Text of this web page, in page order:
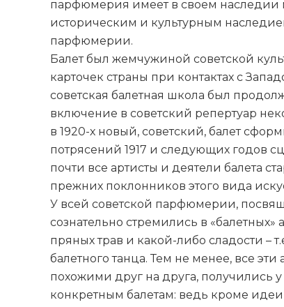
парфюмерия имеет в своем наследии
историческим и культурным
парфюмерии.
Балет был жемчужиной советской
карточек страны при контактах с
советская балетная школа был
включение в советский репертуар
в 1920-х новый, советский, балет
потрясений 1917 и следующих годов
почти все артисты и деятели балета
прежних поклонников этого вида
У всей советской парфюмерии,
сознательно стремились в «балетных»
пряных трав и какой-либо сладости –
балетного танца. Тем не менее, все
похожими друг на друга, получились
конкретным балетам: ведь кроме